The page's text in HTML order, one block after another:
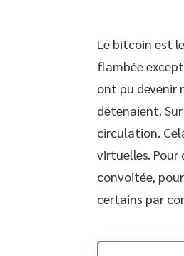
Le bitcoin est
flambée
ont pu devenir
détenaient.
circulation.
virtuelles. Pour
convoitée,
certains par